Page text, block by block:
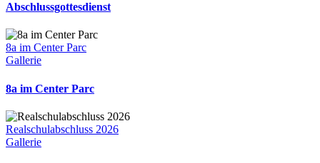
Abschlussgottesdienst
8a im Center Parc
Gallerie
8a im Center Parc
Realschulabschluss 2026
Gallerie